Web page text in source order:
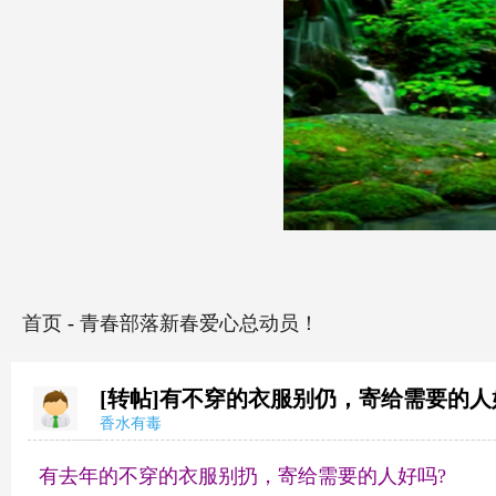
首页 - 青春部落新春爱心总动员！
[转帖]有不穿的衣服别仍，寄给需要的
香水有毒
有去年的不穿的衣服别扔，寄给需要的人好吗?